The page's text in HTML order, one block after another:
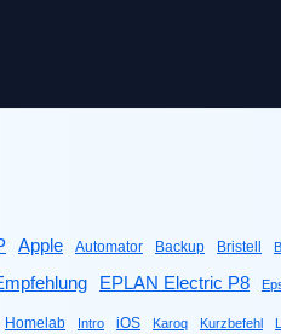
Apple Automator Backup Bristell
EPLAN Electric P8
Homelab Intro iOS Karoq Kurzbefehl